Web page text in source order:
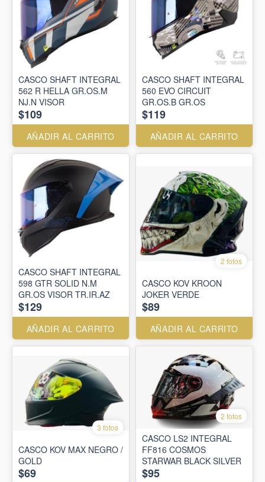
CASCO SHAFT INTEGRAL
562 R HELLA GR.OS.M
NJ.N VISOR
$109
AÑADIR AL CARRITO
CASCO SHAFT INTEGRAL
560 EVO CIRCUIT
GR.OS.B GR.OS
$119
AÑADIR AL CARRITO
CASCO SHAFT INTEGRAL
598 GTR SOLID N.M
GR.OS VISOR TR.IR.AZ
$129
AÑADIR AL CARRITO
2 fotos
CASCO KOV KROON
JOKER VERDE
$89
AÑADIR AL CARRITO
3 fotos
CASCO KOV MAX NEGRO /
GOLD
$69
2 fotos
CASCO LS2 INTEGRAL
FF816 COSMOS
STARWAR BLACK SILVER
$95